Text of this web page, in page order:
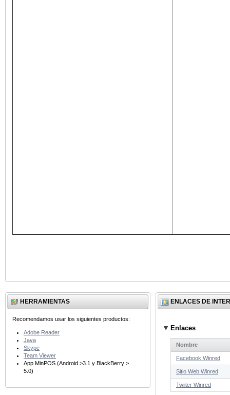
HERRAMIENTAS
Recomendamos usar los siguientes productos:
Adobe Reader
Java
Skype
Team Viewer
App MinPOS (Android >3.1 y BlackBerry >
5.0)
ENLACES DE
Enlaces
Nombre
Facebook Winred
Sitio Web Winred
Twiiter Winred